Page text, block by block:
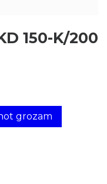
150-K/200
grozam